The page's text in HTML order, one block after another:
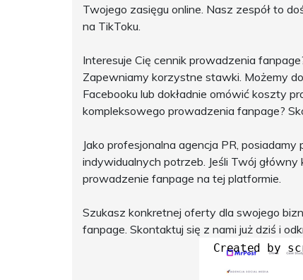
Twojego zasięgu online. Nasz zespół to
na TikToku.
Interesuje Cię cennik prowadzenia
Zapewniamy korzystne stawki. Możemy
Facebooku lub dokładnie omówić koszty
kompleksowego prowadzenia fanpage?
Jako profesjonalna agencja PR,
indywidualnych potrzeb. Jeśli Twój
prowadzenie fanpage na tej platformie.
Szukasz konkretnej oferty dla swojego
fanpage. Skontaktuj się z nami już dziś i